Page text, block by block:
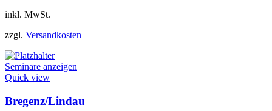
inkl. MwSt.
zzgl. Versandkosten
Seminare anzeigen
Quick view
Bregenz/Lindau